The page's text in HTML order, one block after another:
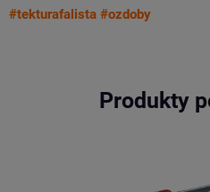
#tekturafalista #ozdoby
Produkty